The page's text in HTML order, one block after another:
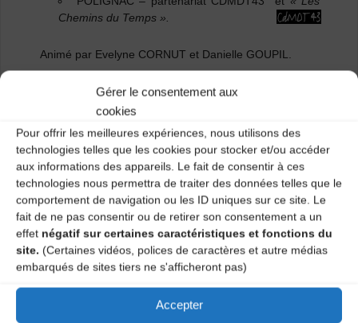
Gérer le consentement aux
cookies
Pour offrir les meilleures expériences, nous utilisons des
technologies telles que les cookies pour stocker et/ou accéder
aux informations des appareils. Le fait de consentir à ces
technologies nous permettra de traiter des données telles que le
comportement de navigation ou les ID uniques sur ce site. Le
fait de ne pas consentir ou de retirer son consentement a un
effet négatif sur certaines caractéristiques et fonctions du
site. (Certaines vidéos, polices de caractères et autre médias
embarqués de sites tiers ne s'afficheront pas)
Accepter
Chemins du Temps ».
Animé par Evelyne CORNUT et Danielle GOUPIL.
Salle polyvalente – 1 vendredi sur 2 de 20H30 à 22H.
Deux ateliers : débutant et moyen-confirmé.
Renseignements : 04 71 09 56 56.
Catégories
Agenda
Atelier Danses Traditionnelles